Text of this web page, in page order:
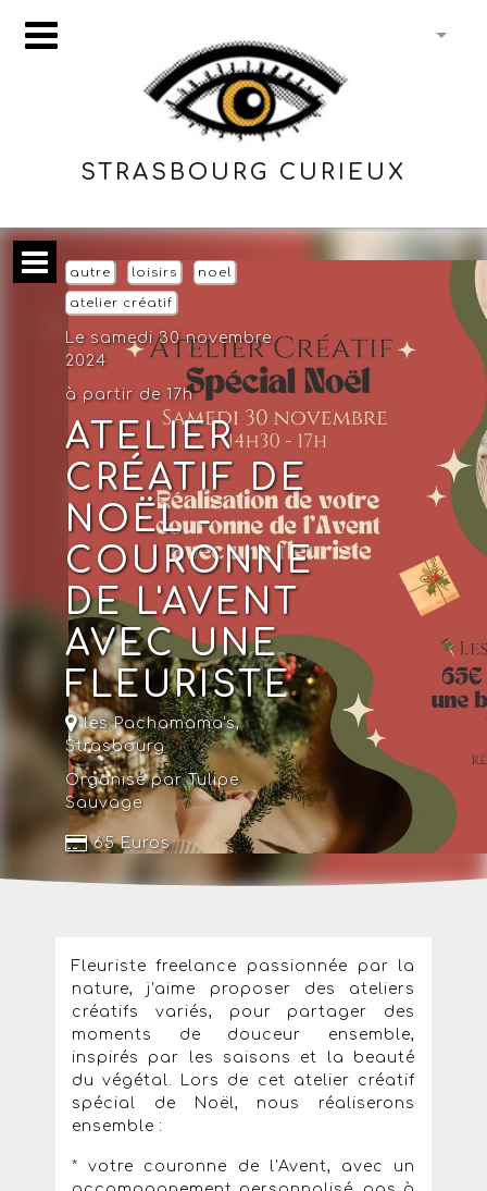
STRASBOURG CURIEUX
autre loisirs noel
atelier créatif
Le samedi 30 novembre
2024
à partir de 17h
ATELIER
CRÉATIF DE
NOËL -
COURONNE
DE L'AVENT
AVEC UNE
FLEURISTE
les Pachamama's,
Strasbourg
Organisé par Tulipe
Sauvage
65 Euros
Fleuriste freelance passionnée par la
nature, j'aime proposer des ateliers
créatifs variés, pour partager des
moments de douceur ensemble,
inspirés par les saisons et la beauté
du végétal. Lors de cet atelier créatif
spécial de Noël, nous réaliserons
ensemble :
* votre couronne de l'Avent, avec un